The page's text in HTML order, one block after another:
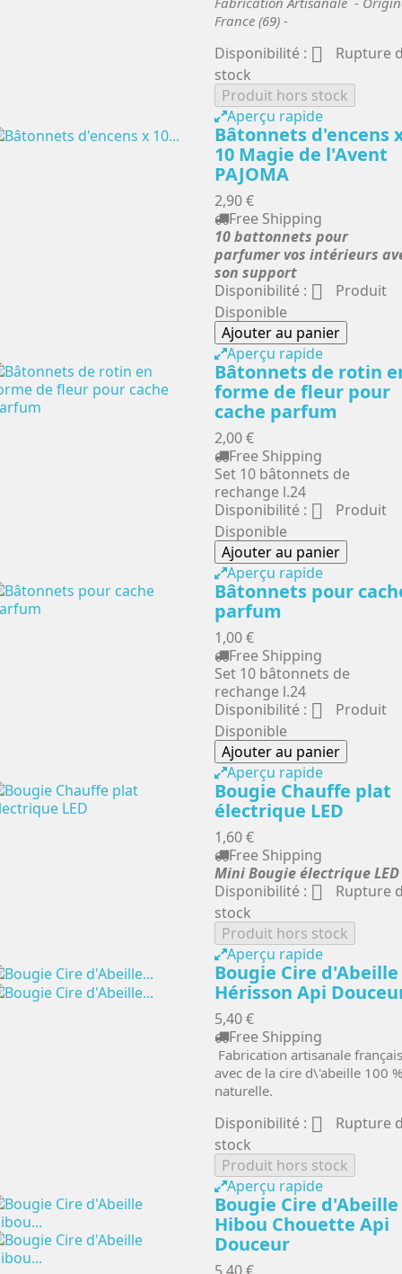
France (69) -
Disponibilité : 
Rupture
stock
Produit hors stock
Aperçu rapide
Bâtonnets d'encens
10 Magie de l'Avent
PAJOMA
2,90 €
Free Shipping
10 battonnets pour
parfumer vos intérieurs
son support
Disponibilité : 
Produit
Disponible
Ajouter au panier
Aperçu rapide
Bâtonnets de rotin
forme de fleur pour
cache parfum
2,00 €
Free Shipping
Set 10 bâtonnets de
rechange l.24
Disponibilité : 
Produit
Disponible
Ajouter au panier
Aperçu rapide
Bâtonnets pour
parfum
1,00 €
Free Shipping
Set 10 bâtonnets de
rechange l.24
Disponibilité : 
Produit
Disponible
Ajouter au panier
Aperçu rapide
Bougie Chauffe plat
électrique LED
1,60 €
Free Shipping
Mini Bougie électrique LED
Disponibilité : 
Rupture
stock
Produit hors stock
Aperçu rapide
Bougie Cire d'Abeille
Hérisson Api
5,40 €
Free Shipping
Fabrication artisanale
avec de la cire d\'abeille 100 %
naturelle.
Disponibilité : 
Rupture
stock
Produit hors stock
Aperçu rapide
Bougie Cire d'Abeille
Hibou Chouette Api
Douceur